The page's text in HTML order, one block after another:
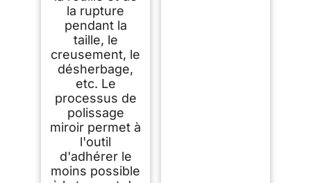
la rupture
pendant la
taille, le
creusement, le
désherbage,
etc. Le
processus de
polissage
miroir permet à
l'outil
d'adhérer le
moins possible